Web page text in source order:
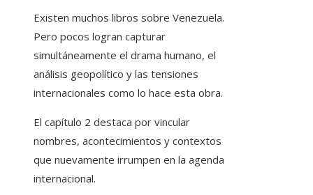
Existen muchos libros sobre Venezuela.
Pero pocos logran capturar
simultáneamente el drama humano, el
análisis geopolítico y las tensiones
internacionales como lo hace esta obra.
El capítulo 2 destaca por vincular
nombres, acontecimientos y contextos
que nuevamente irrumpen en la agenda
internacional.